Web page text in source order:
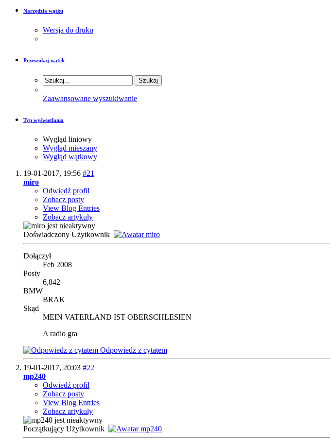
Narzędzia wątku
Wersja do druku
Przeszukaj wątek
Zaawansowane wyszukiwanie
Typ wyświetlania
Wygląd liniowy
Wygląd mieszany
Wygląd wątkowy
19-01-2017, 19:56 #21
miro
Odwiedź profil
Zobacz posty
View Blog Entries
Zobacz artykuły
Doświadczony Użytkownik
Dołączył
Feb 2008
Posty
6,842
BMW
BRAK
Skąd
MEIN VATERLAND IST OBERSCHLESIEN
A radio gra
Odpowiedz z cytatem
19-01-2017, 20:03 #22
mp240
Odwiedź profil
Zobacz posty
View Blog Entries
Zobacz artykuły
Początkujący Użytkownik